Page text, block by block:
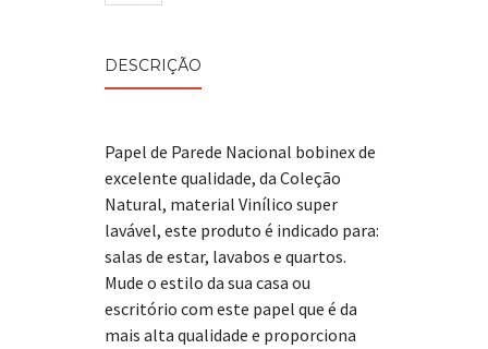
DESCRIÇÃO
Papel de Parede Nacional bobinex de
excelente qualidade, da Coleção
Natural, material Vinílico super
lavável, este produto é indicado para:
salas de estar, lavabos e quartos.
Mude o estilo da sua casa ou
escritório com este papel que é da
mais alta qualidade e proporciona